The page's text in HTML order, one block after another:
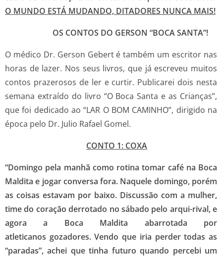
O MUNDO ESTÁ MUDANDO, DITADORES NUNCA MAIS!
OS CONTOS DO GERSON “BOCA SANTA”!
O médico Dr. Gerson Gebert é também um escritor nas
horas de lazer. Nos seus livros, que já escreveu muitos
contos prazerosos de ler e curtir. Publicarei dois nesta
semana extraído do livro “O Boca Santa e as Crianças”,
que foi dedicado ao “LAR O BOM CAMINHO”, dirigido na
época pelo Dr. Julio Rafael Gomel.
CONTO 1: COXA
“Domingo pela manhã como rotina tomar café na Boca
Maldita e jogar conversa fora. Naquele domingo, porém
as coisas estavam por baixo. Discussão com a mulher,
time do coração derrotado no sábado pelo arqui-rival, e
agora a Boca Maldita abarrotada por
atleticanos gozadores. Vendo que iria perder todas as
“paradas”, achei que tinha futuro quando percebi um